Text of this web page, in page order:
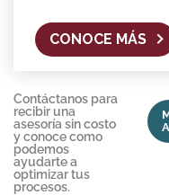
CONOCE MÁS
Contáctanos para
recibir una
asesoría sin costo
y conoce como
podemos
ayudarte a
optimizar tus
procesos.